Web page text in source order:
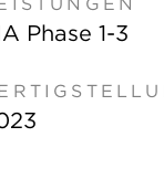
Phase 1-3